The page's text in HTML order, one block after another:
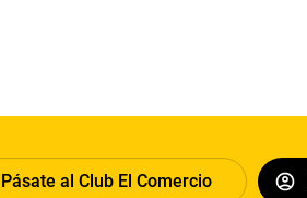
Pásate al Club El Comercio